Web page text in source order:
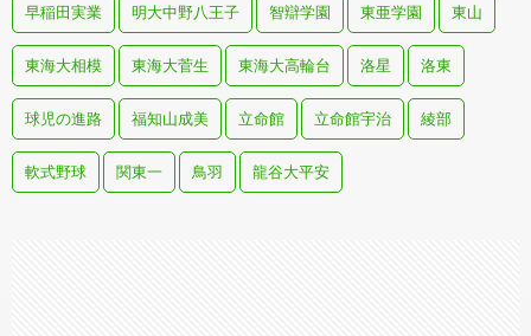
早稲田実業 明大中野八王子 智辯学園 東亜学園 東山
東海大相模 東海大菅生 東海大高輪台 洛星 洛東
球児の進路 福知山成美 立命館 立命館宇治 綾部
軟式野球 関東一 鳥羽 龍谷大平安